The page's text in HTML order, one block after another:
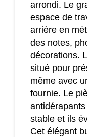
arrondi. Le
espace de
arrière en
des notes,
décorations.
situé pour
même avec
fournie. Le
stable et ils
Cet élégant